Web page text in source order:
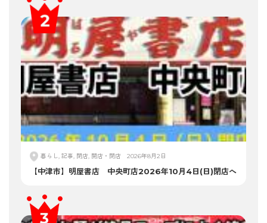
暮らし, 記事, 閉店, 開店・閉店 2026年8月2日
【中津市】明屋書店 中央町店2026年10月4日(日)閉店へ